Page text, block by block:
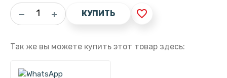
КУПИТЬ favorite_border
Так же вы можете купить этот товар здесь: